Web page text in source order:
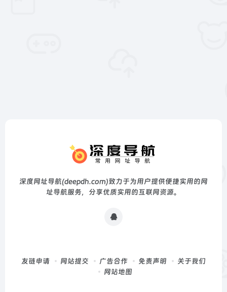
深度网址导航(deepdh.com)致力于为用户提供便捷实用的网
址导航服务，分享优质实用的互联网资源。
友链申请 网站提交 广告合作 免责声明
关于我们
网站地图